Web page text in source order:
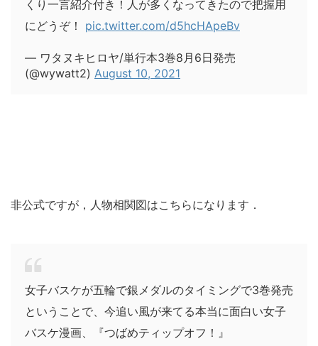
くり一言紹介付き！人が多くなってきたので把握用
にどうぞ！ pic.twitter.com/d5hcHApeBv
— ワタヌキヒロヤ/単行本3巻8月6日発売
(@wywatt2) August 10, 2021
非公式ですが，人物相関図はこちらになります．
女子バスケが五輪で銀メダルのタイミングで3巻発売
ということで、今追い風が来てる本当に面白い女子
バスケ漫画、『つばめティップオフ！』